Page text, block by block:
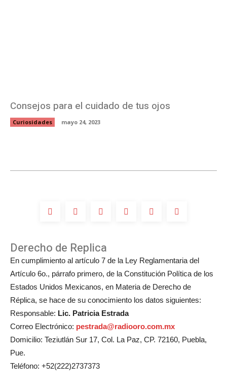
Consejos para el cuidado de tus ojos
Curiosidades mayo 24, 2023
Derecho de Replica
En cumplimiento al artículo 7 de la Ley Reglamentaria del
Artículo 6o., párrafo primero, de la Constitución Política de los
Estados Unidos Mexicanos, en Materia de Derecho de
Réplica, se hace de su conocimiento los datos siguientes:
Responsable: Lic. Patricia Estrada
Correo Electrónico: pestrada@radiooro.com.mx
Domicilio: Teziutlán Sur 17, Col. La Paz, CP. 72160, Puebla,
Pue.
Teléfono: +52(222)2737373